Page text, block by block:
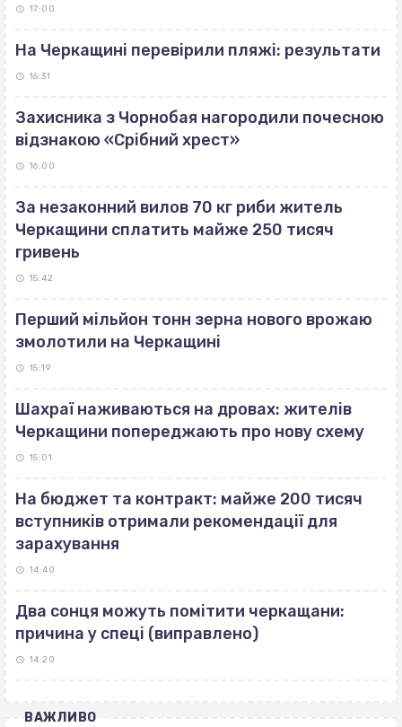
17:00
На Черкащині перевірили пляжі: результати
16:31
Захисника з Чорнобая нагородили почесною
відзнакою «Срібний хрест»
16:00
За незаконний вилов 70 кг риби житель
Черкащини сплатить майже 250 тисяч
гривень
15:42
Перший мільйон тонн зерна нового врожаю
змолотили на Черкащині
15:19
Шахраї наживаються на дровах: жителів
Черкащини попереджають про нову схему
15:01
На бюджет та контракт: майже 200 тисяч
вступників отримали рекомендації для
зарахування
14:40
Два сонця можуть помітити черкащани:
причина у спеці (виправлено)
14:20
ВАЖЛИВО